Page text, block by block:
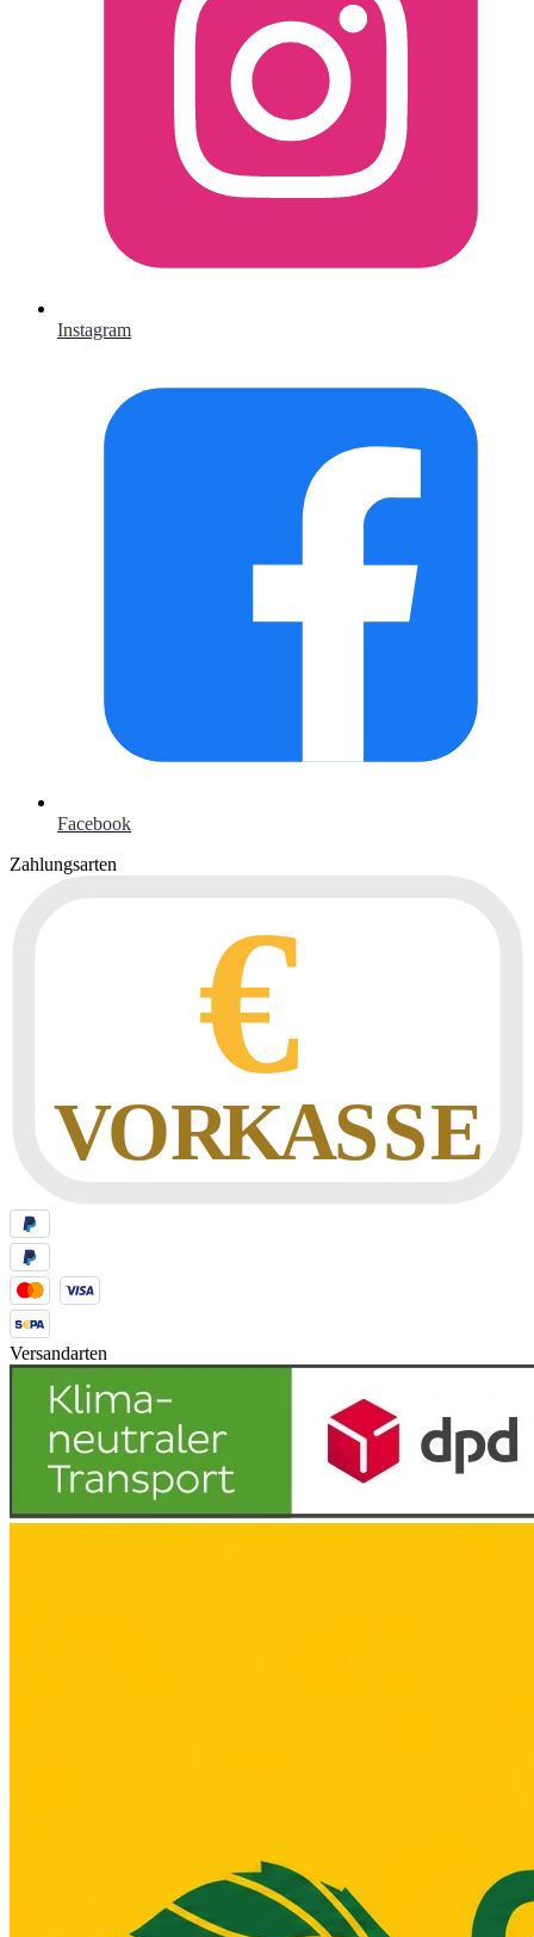
Facebook
Instagram
Zahlungsarten
Versandarten